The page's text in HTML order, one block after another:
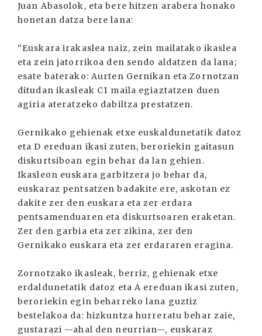
Juan Abasolok, eta bere hitzen arabera honako
honetan datza bere lana:
“Euskara irakaslea naiz, zein mailatako ikaslea
eta zein jatorrikoa den sendo aldatzen da lana;
esate baterako: Aurten Gernikan eta Zornotzan
ditudan ikasleak C1 maila egiaztatzen duen
agiria ateratzeko dabiltza prestatzen.
Gernikako gehienak etxe euskaldunetatik datoz
eta D ereduan ikasi zuten, beroriekin gaitasun
diskurtsiboan egin behar da lan gehien.
Ikasleon euskara garbitzera jo behar da,
euskaraz pentsatzen badakite ere, askotan ez
dakite zer den euskara eta zer erdara
pentsamenduaren eta diskurtsoaren eraketan.
Zer den garbia eta zer zikina, zer den
Gernikako euskara eta zer erdararen eragina.
Zornotzako ikasleak, berriz, gehienak etxe
erdaldunetatik datoz eta A ereduan ikasi zuten,
beroriekin egin beharreko lana guztiz
bestelakoa da: hizkuntza hurreratu behar zaie,
gustarazi —ahal den neurrian—, euskaraz